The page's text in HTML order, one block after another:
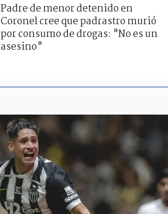
Padre de menor detenido en
Coronel cree que padrastro murió
por consumo de drogas: "No es un
asesino"